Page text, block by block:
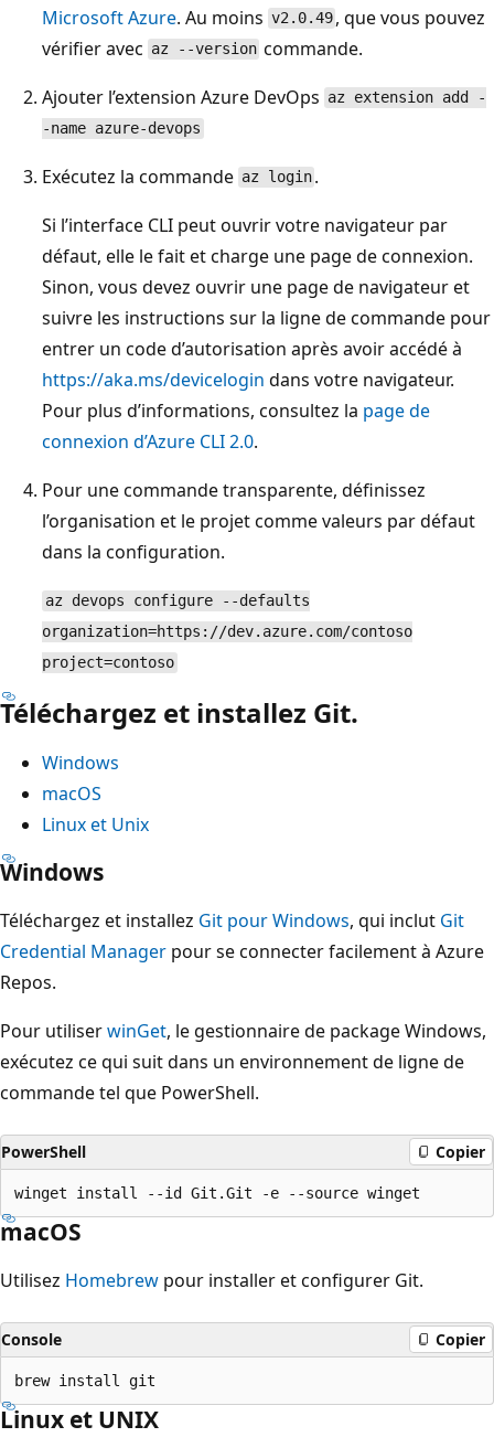
Microsoft Azure. Au moins v2.0.49 , que vous pouvez
vérifier avec az --version commande.
Ajouter l’extension Azure DevOps az extension add -
-name azure-devops
Exécutez la commande az login .
Si l’interface CLI peut ouvrir votre navigateur par
défaut, elle le fait et charge une page de connexion.
Sinon, vous devez ouvrir une page de navigateur et
suivre les instructions sur la ligne de commande pour
entrer un code d’autorisation après avoir accédé à
https://aka.ms/devicelogin dans votre navigateur.
Pour plus d’informations, consultez la page de
connexion d’Azure CLI 2.0.
Pour une commande transparente, définissez
l’organisation et le projet comme valeurs par défaut
dans la configuration.
az devops configure --defaults
organization=https://dev.azure.com/contoso
project=contoso
Téléchargez et installez Git.
Windows
macOS
Linux et Unix
Windows
Téléchargez et installez Git pour Windows, qui inclut Git
Credential Manager pour se connecter facilement à Azure
Repos.
Pour utiliserwinGet, le gestionnaire de package Windows,
exécutez ce qui suit dans un environnement de ligne de
commande tel que PowerShell.
PowerShell Copier
macOS
Utilisez Homebrew pour installer et configurer Git.
Console Copier
Linux et UNIX